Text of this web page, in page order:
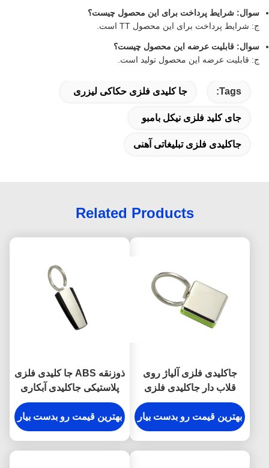
سوال: شرایط پرداخت برای این محصول چیست؟
ج: شرایط پرداخت برای این محصول TT است.
سوال: قابلیت عرضه این محصول چیست؟
ج: قابلیت عرضه این محصول تولید است.
Tags: جا کلیدی فلزی حکاکی لیزری
جای کلید فلزی نیکل بامبو
جاکلیدی فلزی تبلیغاتی آهنی
Related Products
جاکلیدی فلزی آلیاژ روی
قلاب دار جاکلیدی فلزی
حکاکی شده ضد زنگ
بهترین قیمت رو بدست بیار
ذوزنقه ABS جا کلیدی فلزی
پلاستیکی جاکلیدی آبکاری
نقره
بهترین قیمت رو بدست بیار